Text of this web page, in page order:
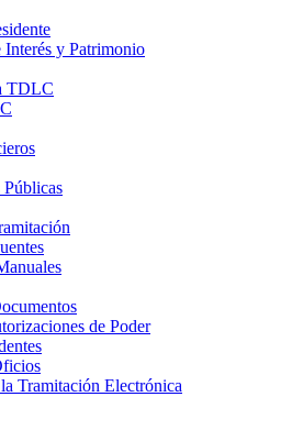
Interés y Patrimonio
TDLC
Públicas
de Poder
Tramitación Electrónica